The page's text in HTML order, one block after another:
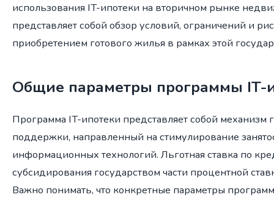
использования IT-ипотеки на вторичном рынке
представляет собой обзор условий, ограничений и
приобретением готового жилья в рамках этой
Общие параметры программы IT-
Программа IT-ипотеки представляет собой механизм
поддержки, направленный на стимулирование
информационных технологий. Льготная ставка по
субсидирования государством части процентной
Важно понимать, что конкретные параметры